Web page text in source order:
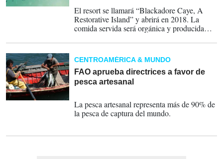
El resort se llamará “Blackadore Caye, A
Restorative Island” y abrirá en 2018. La
comida servida será orgánica y producida
islas. Algunas verduras y productos también
se cultivarán en el lugar.
CENTROAMÉRICA & MUNDO
FAO aprueba directrices a favor de
pesca artesanal
La pesca artesanal representa más de 90% de
la pesca de captura del mundo.